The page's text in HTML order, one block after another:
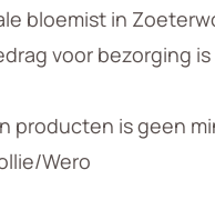
bloemist in
voor bezorging
producten is geen
Wero